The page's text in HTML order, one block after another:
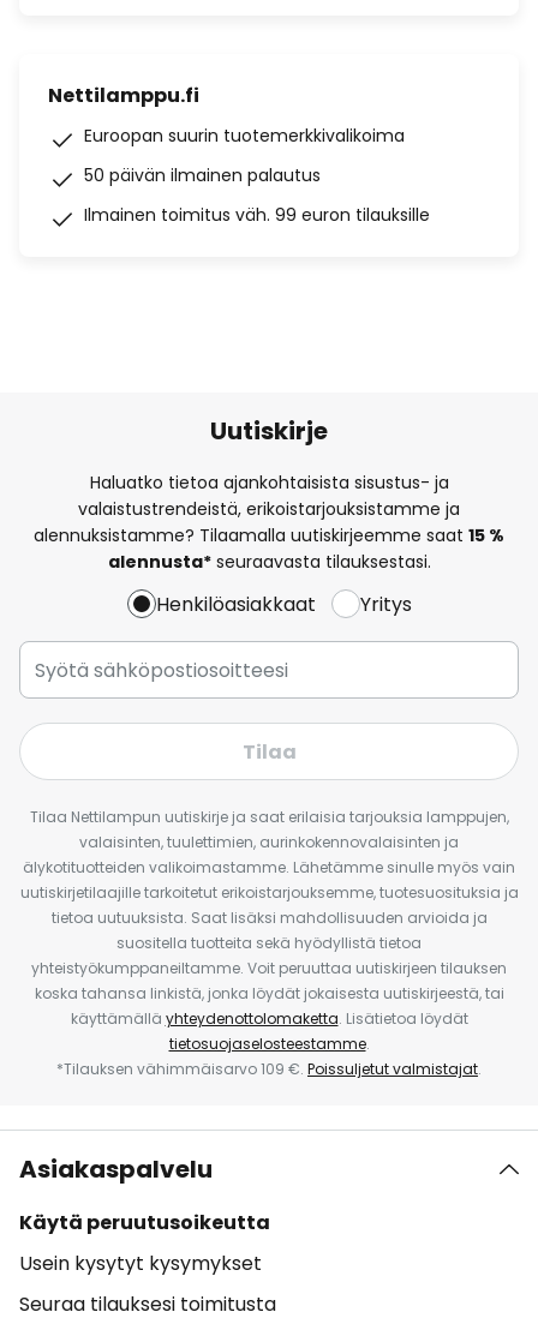
Nettilamppu.fi
Euroopan suurin tuotemerkkivalikoima
50 päivän ilmainen palautus
Ilmainen toimitus väh. 99 euron tilauksille
Uutiskirje
Haluatko tietoa ajankohtaisista sisustus- ja
valaistustrendeistä, erikoistarjouksistamme ja
alennuksistamme? Tilaamalla uutiskirjeemme saat 15 %
alennusta*seuraavasta tilauksestasi.
Henkilöasiakkaat Yritys
Tilaa
Tilaa Nettilampun uutiskirje ja saat erilaisia tarjouksia lamppujen,
valaisinten, tuulettimien, aurinkokennovalaisinten ja
älykotituotteiden valikoimastamme. Lähetämme sinulle myös vain
uutiskirjetilaajille tarkoitetut erikoistarjouksemme, tuotesuosituksia ja
tietoa uutuuksista. Saat lisäksi mahdollisuuden arvioida ja
suositella tuotteita sekä hyödyllistä tietoa
yhteistyökumppaneiltamme. Voit peruuttaa uutiskirjeen tilauksen
koska tahansa linkistä, jonka löydät jokaisesta uutiskirjeestä, tai
käyttämällä yhteydenottolomaketta. Lisätietoa löydät
tietosuojaselosteestamme.
*Tilauksen vähimmäisarvo 109 €. Poissuljetut valmistajat.
Asiakaspalvelu
Käytä peruutusoikeutta
Usein kysytyt kysymykset
Seuraa tilauksesi toimitusta